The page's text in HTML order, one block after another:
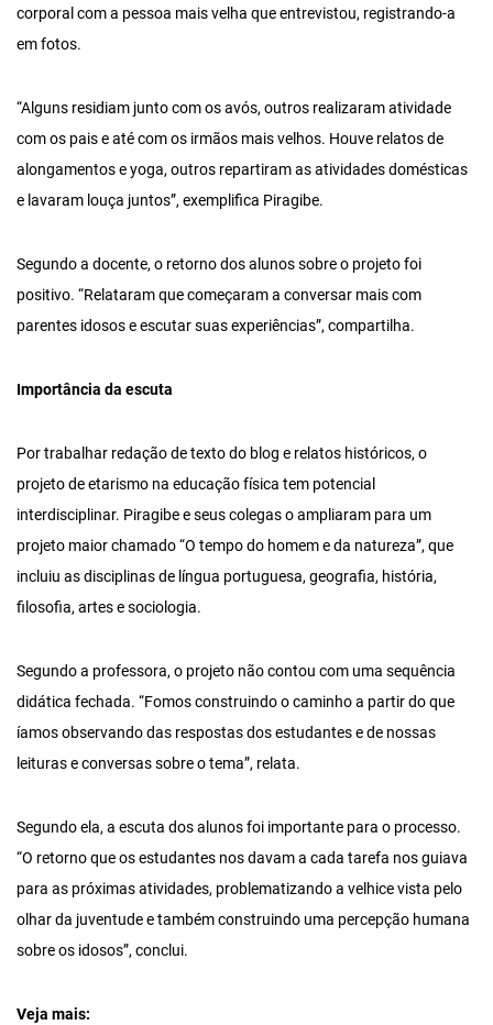
corporal com a pessoa mais velha que entrevistou, registrando-a
em fotos.
“Alguns residiam junto com os avós, outros realizaram atividade
com os pais e até com os irmãos mais velhos. Houve relatos de
alongamentos e yoga, outros repartiram as atividades domésticas
e lavaram louça juntos”, exemplifica Piragibe.
Segundo a docente, o retorno dos alunos sobre o projeto foi
positivo. “Relataram que começaram a conversar mais com
parentes idosos e escutar suas experiências”, compartilha.
Importância da escuta
Por trabalhar redação de texto do blog e relatos históricos, o
projeto de etarismo na educação física tem potencial
interdisciplinar. Piragibe e seus colegas o ampliaram para um
projeto maior chamado “O tempo do homem e da natureza”, que
incluiu as disciplinas de língua portuguesa, geografia, história,
filosofia, artes e sociologia.
Segundo a professora, o projeto não contou com uma sequência
didática fechada. “Fomos construindo o caminho a partir do que
íamos observando das respostas dos estudantes e de nossas
leituras e conversas sobre o tema”, relata.
Segundo ela, a escuta dos alunos foi importante para o processo.
“O retorno que os estudantes nos davam a cada tarefa nos guiava
para as próximas atividades, problematizando a velhice vista pelo
olhar da juventude e também construindo uma percepção humana
sobre os idosos”, conclui.
Veja mais: